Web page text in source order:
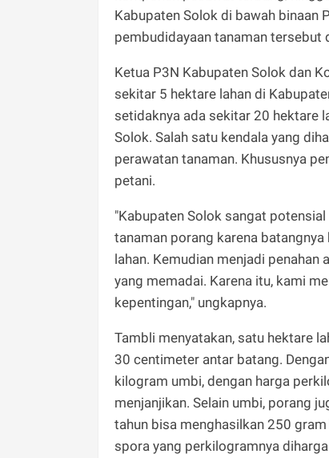
Kabupaten Solok di bawah binaan
pembudidayaan tanaman tersebut
Ketua P3N Kabupaten Solok dan
sekitar 5 hektare lahan di
setidaknya ada sekitar 20 hektare
Solok. Salah satu kendala yang
perawatan tanaman. Khususnya
petani.
"Kabupaten Solok sangat
tanaman porang karena
lahan. Kemudian menjadi penahan
yang memadai. Karena itu, kami
kepentingan," ungkapnya.
Tambli menyatakan, satu hektare
30 centimeter antar batang.
kilogram umbi, dengan harga
menjanjikan. Selain umbi, porang
tahun bisa menghasilkan 250
spora yang perkilogramnya